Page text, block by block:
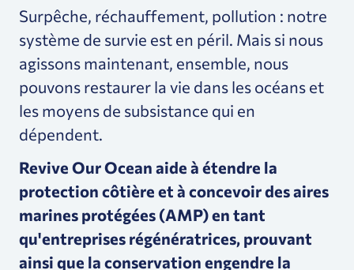
Surpêche, réchauffement, pollution : notre
système de survie est en péril. Mais si nous
agissons maintenant, ensemble, nous
pouvons restaurer la vie dans les océans et
les moyens de subsistance qui en
dépendent.
Revive Our Ocean aide à étendre la
protection côtière et à concevoir des aires
marines protégées (AMP) en tant
qu'entreprises régénératrices, prouvant
ainsi que la conservation engendre la